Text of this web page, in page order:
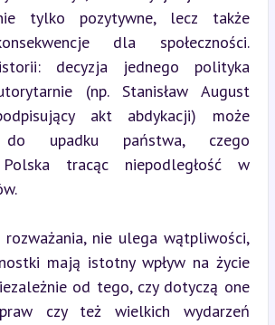
tylko pozytywne, lecz także
dla społeczności.
decyzja jednego polityka
(np. Stanisław August
akt abdykacji) może
do upadku państwa, czego
Polska tracąc niepodległość w
rozważania, nie ulega wątpliwości,
mają istotny wpływ na życie
od tego, czy dotyczą one
czy też wielkich wydarzeń